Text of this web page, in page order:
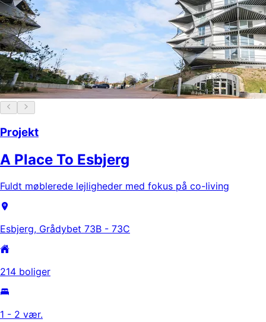
Projekt
A Place To Esbjerg
Fuldt møblerede lejligheder med fokus på co-living
Esbjerg, Grådybet 73B - 73C
214 boliger
1 - 2 vær.